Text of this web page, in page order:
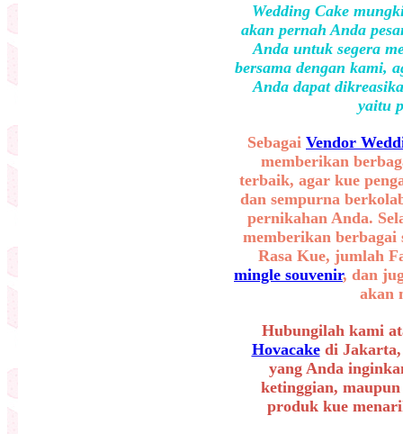
Wedding Cake
akan pernah Anda
Anda untuk segera
bersama dengan kami,
Anda dapat
yaitu
Sebagai Vendor
memberikan
terbaik, agar kue
dan sempurna
pernikahan Anda.
memberikan
Rasa Kue, jumlah
mingle souvenir, dan
akan
Hubungilah kami
Hovacakedi Jakarta,
yang Anda
ketinggian,
produk kue